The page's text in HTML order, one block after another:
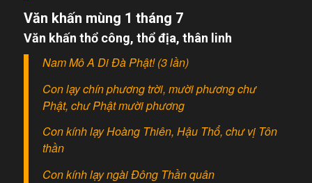
Văn khấn mùng 1 tháng 7
Văn khấn thổ công, thổ địa, thân linh
Nam Mô A Di Đà Phật! (3 lần)
Con lạy chín phương trời, mười phương chư
Phật, chư Phật mười phương
Con kính lạy Hoàng Thiên, Hậu Thổ, chư vị Tôn
thần
Con kính lạy ngài Đông Thần quân